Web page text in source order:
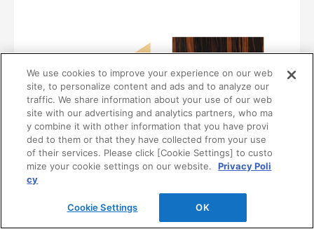
〈UA42〉
WFA6-B342-21
2024/06/21　生産中止品
We use cookies to improve your experience on our web
site, to personalize content and ads and to analyze our
traffic. We share information about your use of our web
site with our advertising and analytics partners, who ma
y combine it with other information that you have provi
ded to them or that they have collected from your use
of their services. Please click [Cookie Settings] to custo
mize your cookie settings on our website.
Privacy Poli
cy
Cookie Settings OK